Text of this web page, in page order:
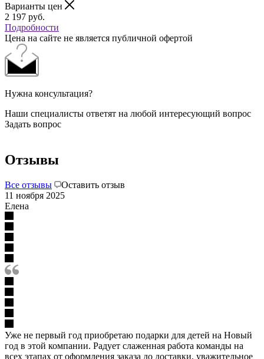
Варианты цен
2 197 руб.
Подробности
Цена на сайте не является публичной офертой
Нужна консультация?
Наши специалисты ответят на любой интересующий вопрос
Задать вопрос
Отзывы
Все отзывы
Оставить отзыв
11 ноября 2025
Елена
Уже не первый год приобретаю подарки для детей на Новый
год в этой компании. Радует слаженная работа команды на
всех этапах от оформления заказа до доставки, уважительное